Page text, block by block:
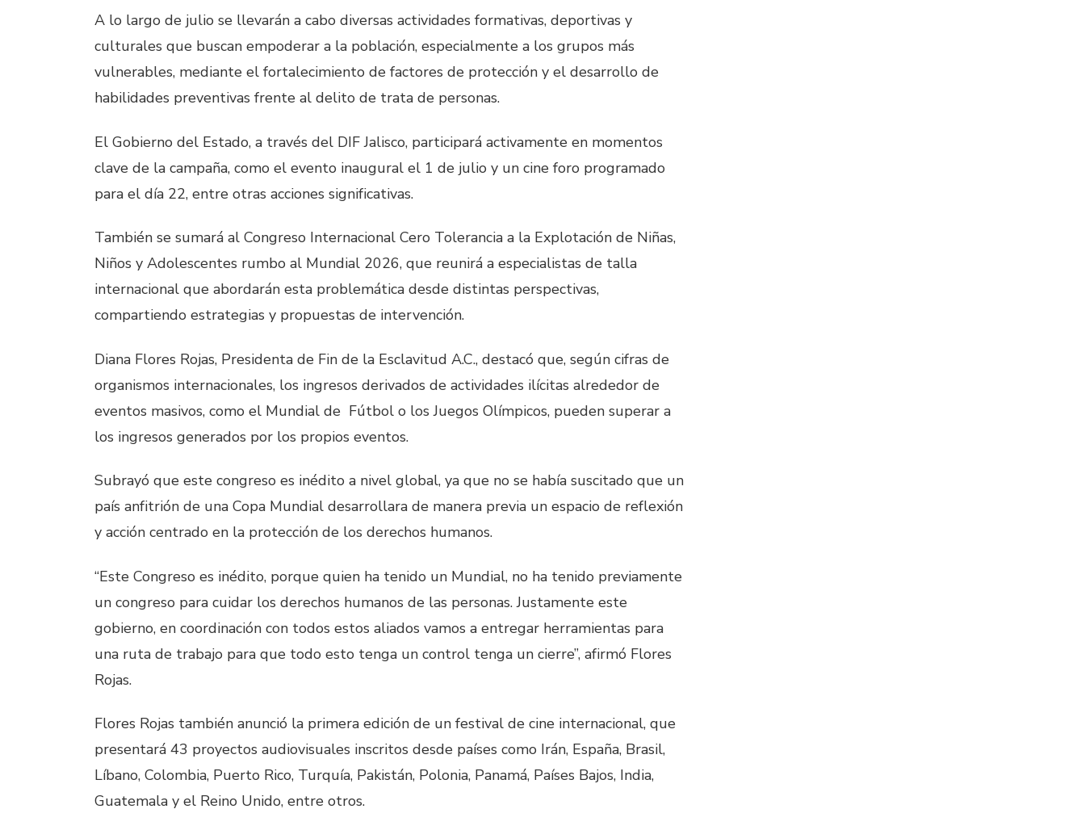
A lo largo de julio se llevarán a cabo diversas actividades formativas, deportivas y
culturales que buscan empoderar a la población, especialmente a los grupos más
vulnerables, mediante el fortalecimiento de factores de protección y el desarrollo de
habilidades preventivas frente al delito de trata de personas.
El Gobierno del Estado, a través del DIF Jalisco, participará activamente en momentos
clave de la campaña, como el evento inaugural el 1 de julio y un cine foro programado
para el día 22, entre otras acciones significativas.
También se sumará al Congreso Internacional Cero Tolerancia a la Explotación de Niñas,
Niños y Adolescentes rumbo al Mundial 2026, que reunirá a especialistas de talla
internacional que abordarán esta problemática desde distintas perspectivas,
compartiendo estrategias y propuestas de intervención.
Diana Flores Rojas, Presidenta de Fin de la Esclavitud A.C., destacó que, según cifras de
organismos internacionales, los ingresos derivados de actividades ilícitas alrededor de
eventos masivos, como el Mundial de Fútbol o los Juegos Olímpicos, pueden superar a
los ingresos generados por los propios eventos.
Subrayó que este congreso es inédito a nivel global, ya que no se había suscitado que un
país anfitrión de una Copa Mundial desarrollara de manera previa un espacio de reflexión
y acción centrado en la protección de los derechos humanos.
“Este Congreso es inédito, porque quien ha tenido un Mundial, no ha tenido previamente
un congreso para cuidar los derechos humanos de las personas. Justamente este
gobierno, en coordinación con todos estos aliados vamos a entregar herramientas para
una ruta de trabajo para que todo esto tenga un control tenga un cierre”, afirmó Flores
Rojas.
Flores Rojas también anunció la primera edición de un festival de cine internacional, que
presentará 43 proyectos audiovisuales inscritos desde países como Irán, España, Brasil,
Líbano, Colombia, Puerto Rico, Turquía, Pakistán, Polonia, Panamá, Países Bajos, India,
Guatemala y el Reino Unido, entre otros.